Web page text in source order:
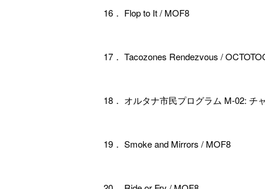
16． Flop to It / MOF8
17． Tacozones Rendezvous /
18． オルタナ市民プログラム M-02: チ
19． Smoke and Mirrors / MOF8